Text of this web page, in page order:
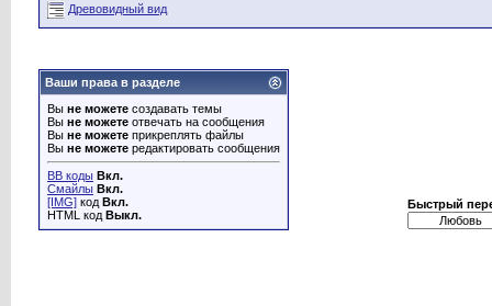
Древовидный вид
Ваши права в разделе
Вы не можете создавать темы
Вы не можете отвечать на сообщения
Вы не можете прикреплять файлы
Вы не можете редактировать сообщения
BB коды Вкл.
Смайлы Вкл.
[IMG] код Вкл.
HTML код Выкл.
Быстрый